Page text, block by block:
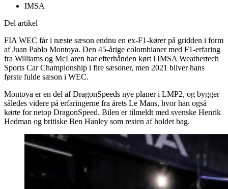
IMSA
Del artikel
FIA WEC får i næste sæson endnu en ex-F1-kører på gridden i form
af Juan Pablo Montoya. Den 45-årige colombianer med F1-erfaring
fra Williams og McLaren har efterhånden kørt i IMSA Weathertech
Sports Car Championship i fire sæsoner, men 2021 bliver hans
første fulde sæson i WEC.
Montoya er en del af DragonSpeeds nye planer i LMP2, og bygger
således videre på erfaringerne fra årets Le Mans, hvor han også
kørte for netop DragonSpeed. Bilen er tilmeldt med svenske Henrik
Hedman og britiske Ben Hanley som resten af holdet bag.